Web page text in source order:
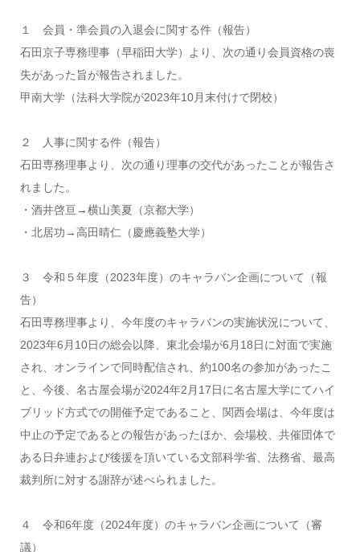
１ 会員・準会員の入退会に関する件（報告）
石田京子専務理事（早稲田大学）より、次の通り会員資格の喪
失があった旨が報告されました。
甲南大学（法科大学院が2023年10月末付けで閉校）
２ 人事に関する件（報告）
石田専務理事より、次の通り理事の交代があったことが報告さ
れました。
・酒井啓亘→横山美夏（京都大学）
・北居功→高田晴仁（慶應義塾大学）
３ 令和５年度（2023年度）のキャラバン企画について（報
告）
石田専務理事より、今年度のキャラバンの実施状況について、
2023年6月10日の総会以降、東北会場が6月18日に対面で実施
され、オンラインで同時配信され、約100名の参加があったこ
と、今後、名古屋会場が2024年2月17日に名古屋大学にてハイ
ブリッド方式での開催予定であること、関西会場は、今年度は
中止の予定であるとの報告があったほか、会場校、共催団体で
ある日弁連および後援を頂いている文部科学省、法務省、最高
裁判所に対する謝辞が述べられました。
４ 令和6年度（2024年度）のキャラバン企画について（審
議）